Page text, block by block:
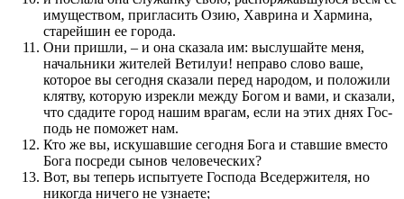
имуще­с­т­вом, при­гласить Озию, Хаврина и Хармина,
старей­шин ее города.
Они при­шли, – и она сказала им: выслушайте меня,
начальники жителей Ветилуи! неправо слово ваше,
которое вы сегодня сказали перед­ народом, и по­ложили
клятву, которую изрекли между Богом и вами, и сказали,
что сдадите город нашим врагам, если на этих днях Го­с­
по­дь не по­может нам.
Кто же вы, искушав­шие сегодня Бога и став­шие вместо
Бога по­среди сынов человеческих?
Вот, вы теперь испытуете Го­с­по­да Вседержителя, но
никогда ничего не узнаете;